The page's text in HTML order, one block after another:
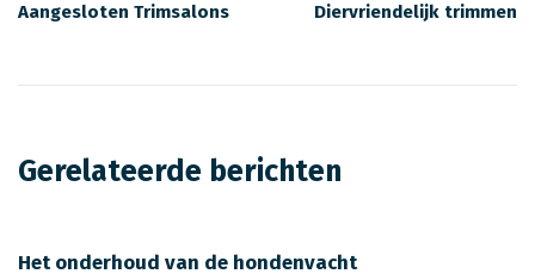
Aangesloten Trimsalons Diervriendelijk trimmen
Gerelateerde berichten
Het onderhoud van de hondenvacht